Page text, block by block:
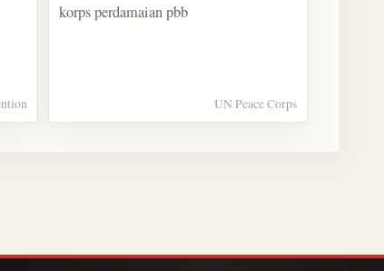
korps perdamaian pbb
UN Peace Corps